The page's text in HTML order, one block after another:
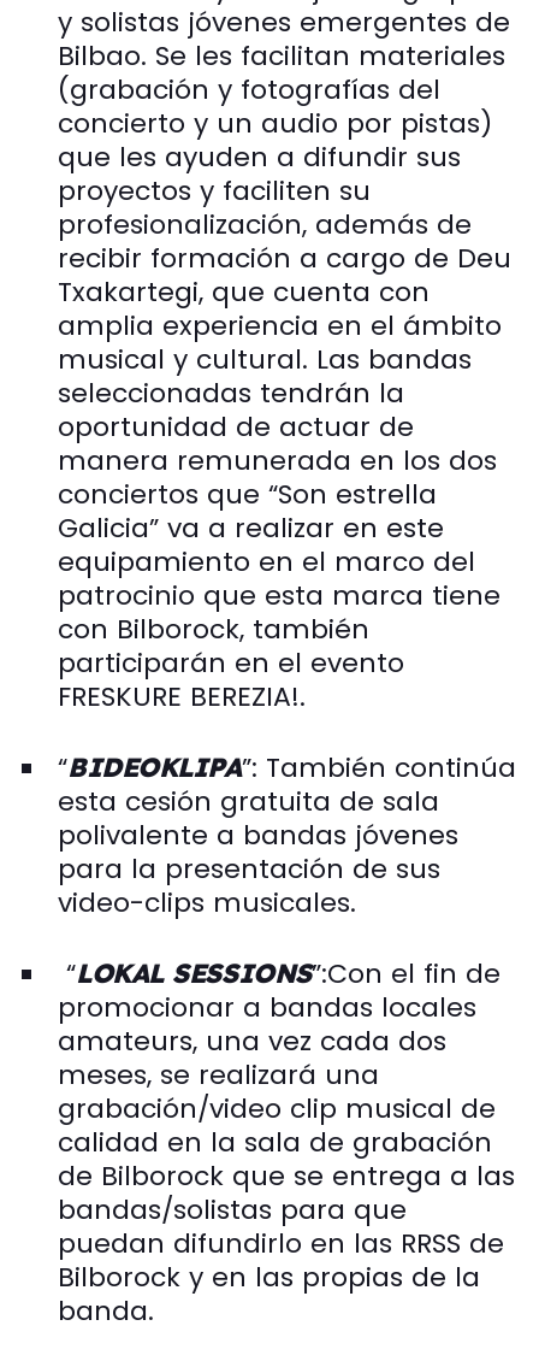
y solistas jóvenes emergentes de
Bilbao. Se les facilitan materiales
(grabación y fotografías del
concierto y un audio por pistas)
que les ayuden a difundir sus
proyectos y faciliten su
profesionalización, además de
recibir formación a cargo de Deu
Txakartegi, que cuenta con
amplia experiencia en el ámbito
musical y cultural. Las bandas
seleccionadas tendrán la
oportunidad de actuar de
manera remunerada en los dos
conciertos que “Son estrella
Galicia” va a realizar en este
equipamiento en el marco del
patrocinio que esta marca tiene
con Bilborock, también
participarán en el evento
FRESKURE BEREZIA!.
“BIDEOKLIPA”: También continúa
esta cesión gratuita de sala
polivalente a bandas jóvenes
para la presentación de sus
video-clips musicales.
“LOKAL SESSIONS”:Con el fin de
promocionar a bandas locales
amateurs, una vez cada dos
meses, se realizará una
grabación/video clip musical de
calidad en la sala de grabación
de Bilborock que se entrega a las
bandas/solistas para que
puedan difundirlo en las RRSS de
Bilborock y en las propias de la
banda.